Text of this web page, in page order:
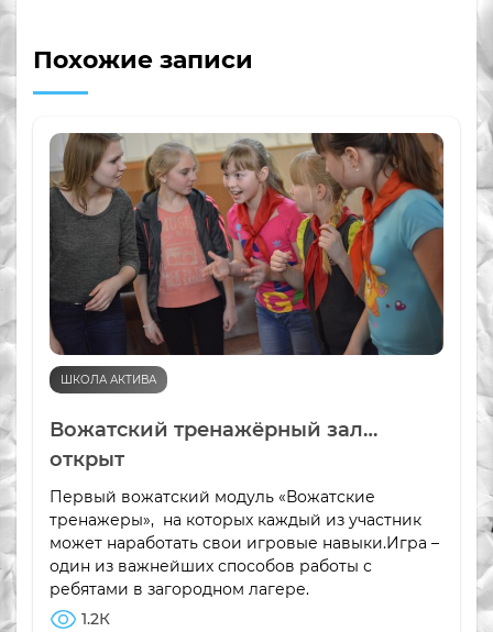
Похожие записи
ШКОЛА АКТИВА
Вожатский тренажёрный зал…
открыт
Первый вожатский модуль «Вожатские
тренажеры», на которых каждый из участник
может наработать свои игровые навыки.Игра –
один из важнейших способов работы с
ребятами в загородном лагере.
1.2К